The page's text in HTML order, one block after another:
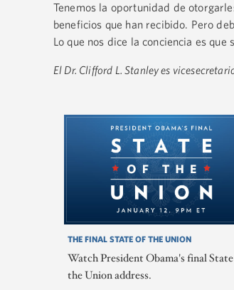
Tenemos la oportunidad de
beneficios que han recibido. Pero
Lo que nos dice la conciencia es
El Dr. Clifford L. Stanley es
THE FINAL STATE OF THE UNION
Watch President Obama's final
the Union address.